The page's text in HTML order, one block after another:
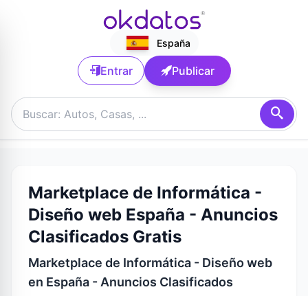
España
Entrar Publicar
Marketplace de Informática -
Diseño web España - Anuncios
Clasificados Gratis
Marketplace de Informática - Diseño web
en España - Anuncios Clasificados